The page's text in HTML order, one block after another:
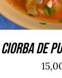
Ciorba de